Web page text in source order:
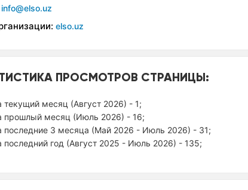
info@elso.uz
elso.uz
ПРОСМОТРОВ СТРАНИЦЫ:
текущий месяц (Август 2026) - 1;
прошлый месяц (Июль 2026) - 16;
последние 3 месяца (Май 2026 - Июль 2026) - 31;
последний год (Август 2025 - Июль 2026) - 135;